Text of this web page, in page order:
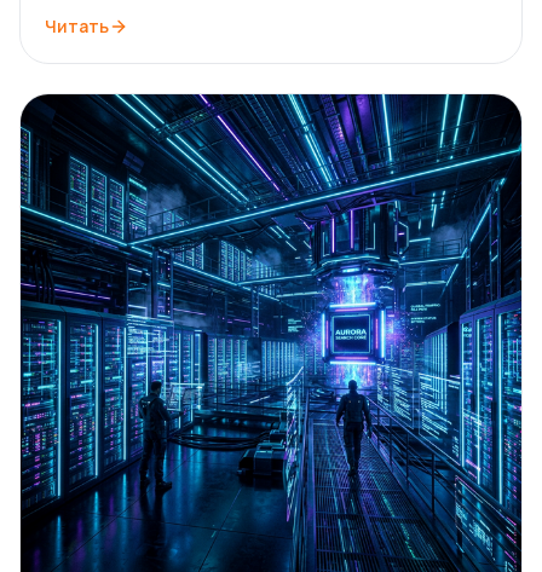
поломки и как откатить ситуацию.
Читать